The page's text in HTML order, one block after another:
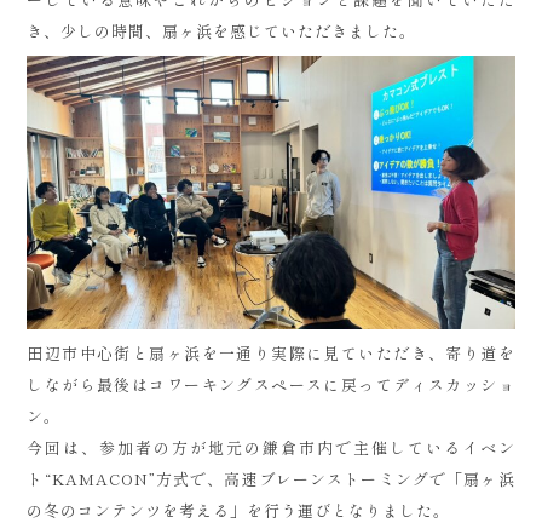
き、少しの時間、扇ヶ浜を感じていただきました。
田辺市中心街と扇ヶ浜を一通り実際に見ていただき、寄り道を
しながら最後はコワーキングスペースに戻ってディスカッショ
ン。
今回は、参加者の方が地元の鎌倉市内で主催しているイベン
ト“KAMACON”方式で、高速ブレーンストーミングで「扇ヶ浜
の冬のコンテンツを考える」を行う運びとなりました。